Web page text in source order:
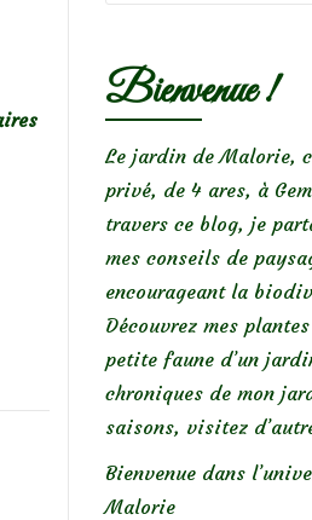
Bienvenue !
Le jardin de Malorie,
privé, de 4 ares, à
travers ce blog, je
mes conseils de
encourageant la
Découvrez mes
petite faune d’un
chroniques de mon
saisons, visitez
Bienvenue dans
Malorie